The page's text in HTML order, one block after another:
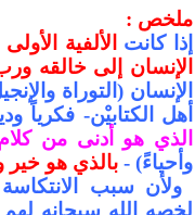
ملخص :
إذا كانت
الألفية الأولى
الإنسان إلى خالقه
الإنسان (التوراة
أهل الكتابيْن- فكرياً
الذي هو أدنى من
وأحياءً) - بالذي هو خير
ولأن سبب
لخصه الله سبحانه لهم